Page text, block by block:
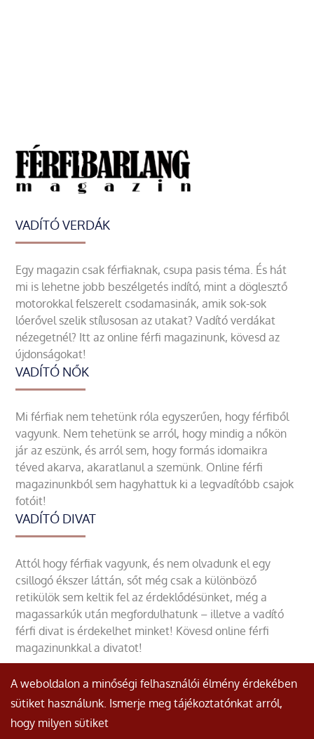
VADÍTÓ VERDÁK
Egy magazin csak férfiaknak, csupa pasis téma. És hát
mi is lehetne jobb beszélgetés indító, mint a döglesztő
motorokkal felszerelt csodamasinák, amik sok-sok
lóerővel szelik stílusosan az utakat? Vadító verdákat
nézegetnél? Itt az online férfi magazinunk, kövesd az
újdonságokat!
VADÍTÓ NŐK
Mi férfiak nem tehetünk róla egyszerűen, hogy férfiből
vagyunk. Nem tehetünk se arról, hogy mindig a nőkön
jár az eszünk, és arról sem, hogy formás idomaikra
téved akarva, akaratlanul a szemünk. Online férfi
magazinunkból sem hagyhattuk ki a legvadítóbb csajok
fotóit!
VADÍTÓ DIVAT
Attól hogy férfiak vagyunk, és nem olvadunk el egy
csillogó ékszer láttán, sőt még csak a különböző
retikülök sem keltik fel az érdeklődésünket, még a
magassarkúk után megfordulhatunk – illetve a vadító
férfi divat is érdekelhet minket! Kövesd online férfi
magazinunkkal a divatot!
© Minden jog fenntartva.
A weboldalon a minőségi felhasználói élmény érdekében
sütiket használunk. Ismerje meg tájékoztatónkat arról,
hogy milyen sütiket